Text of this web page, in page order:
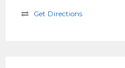
Get Directions